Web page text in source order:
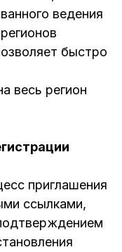
ведения
быстро
весь регион
приглашения
ссылками,